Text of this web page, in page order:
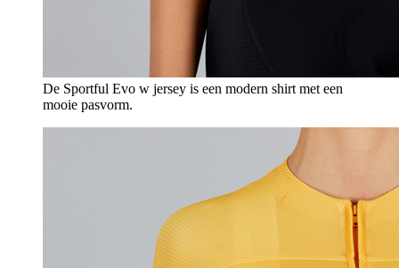
De Sportful Evo w jersey is een modern shirt met een
mooie pasvorm.